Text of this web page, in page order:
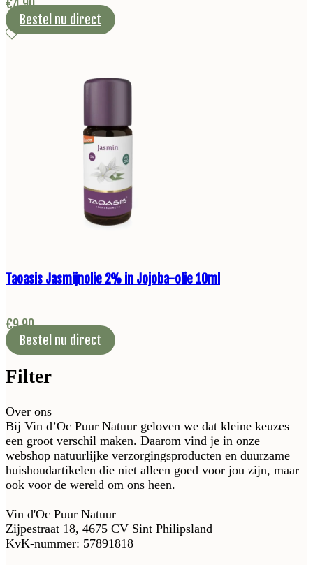
€4,90
Bestel nu direct
Taoasis Jasmijnolie 2% in Jojoba-olie 10ml
€9,90
Bestel nu direct
Filter
Over ons
Bij Vin d’Oc Puur Natuur geloven we dat kleine keuzes
een groot verschil maken. Daarom vind je in onze
webshop natuurlijke verzorgingsproducten en duurzame
huishoudartikelen die niet alleen goed voor jou zijn, maar
ook voor de wereld om ons heen.
Vin d'Oc Puur Natuur
Zijpestraat 18, 4675 CV Sint Philipsland
KvK-nummer: 57891818